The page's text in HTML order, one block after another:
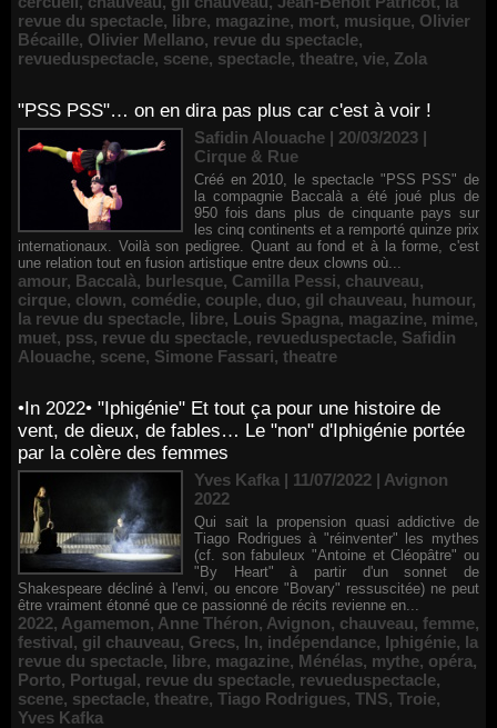
revue du spectacle, libre, magazine, mort, musique, Olivier
Bécaille, Olivier Mellano, revue du spectacle,
revueduspectacle, scene, spectacle, theatre, vie, Zola
"PSS PSS"… on en dira pas plus car c'est à voir !
Safidin Alouache | 20/03/2023 |
Cirque & Rue
Créé en 2010, le spectacle "PSS PSS" de
la compagnie Baccalà a été joué plus de
950 fois dans plus de cinquante pays sur
les cinq continents et a remporté quinze prix
internationaux. Voilà son pedigree. Quant au fond et à la forme, c'est
une relation tout en fusion artistique entre deux clowns où...
amour, Baccalà, burlesque, Camilla Pessi, chauveau,
cirque, clown, comédie, couple, duo, gil chauveau, humour,
la revue du spectacle, libre, Louis Spagna, magazine, mime,
muet, pss, revue du spectacle, revueduspectacle, Safidin
Alouache, scene, Simone Fassari, theatre
•In 2022• "Iphigénie" Et tout ça pour une histoire de
vent, de dieux, de fables… Le "non" d'Iphigénie portée
par la colère des femmes
Yves Kafka | 11/07/2022 | Avignon
2022
Qui sait la propension quasi addictive de
Tiago Rodrigues à "réinventer" les mythes
(cf. son fabuleux "Antoine et Cléopâtre" ou
"By Heart" à partir d'un sonnet de
Shakespeare décliné à l'envi, ou encore "Bovary" ressuscitée) ne peut
être vraiment étonné que ce passionné de récits revienne en...
2022, Agamemon, Anne Théron, Avignon, chauveau, femme,
festival, gil chauveau, Grecs, In, indépendance, Iphigénie, la
revue du spectacle, libre, magazine, Ménélas, mythe, opéra,
Porto, Portugal, revue du spectacle, revueduspectacle,
scene, spectacle, theatre, Tiago Rodrigues, TNS, Troie,
Yves Kafka